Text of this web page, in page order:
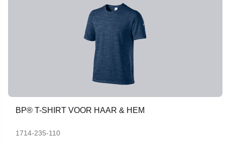
BP® T-SHIRT VOOR HAAR & HEM
1714-235-110